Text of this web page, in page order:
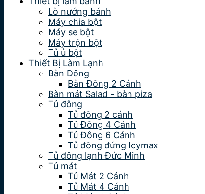
Lò nướng bánh
Máy chia bột
Máy se bột
Máy trộn bột
Tủ ủ bột
Thiết Bị Làm Lạnh
Bàn Đông
Bàn Đông 2 Cánh
Bàn mát Salad - bàn piza
Tủ đông
Tủ đông 2 cánh
Tủ Đông 4 Cánh
Tủ Đông 6 Cánh
Tủ đông đứng Icymax
Tủ đông lạnh Đức Minh
Tủ mát
Tủ Mát 2 Cánh
Tủ Mát 4 Cánh